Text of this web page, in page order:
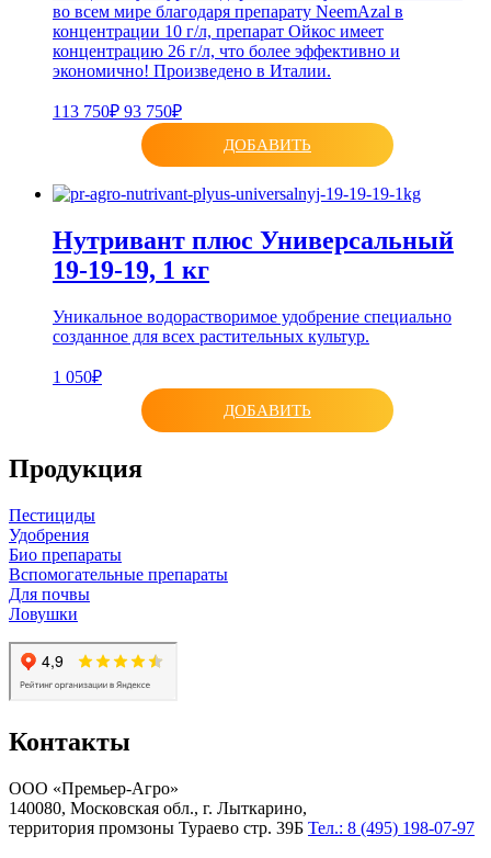
во всем мире благодаря препарату NeemAzal в
концентрации 10 г/л, препарат Ойкос имеет
концентрацию 26 г/л, что более эффективно и
экономично! Произведено в Италии.
113 750₽ 93 750₽
ДОБАВИТЬ
Нутривант плюс Универсальный
19-19-19, 1 кг
Уникальное водорастворимое удобрение специально
созданное для всех растительных культур.
1 050₽
ДОБАВИТЬ
Продукция
Пестициды
Удобрения
Био препараты
Вспомогательные препараты
Для почвы
Ловушки
Контакты
ООО «Премьер-Агро»
140080, Московская обл., г. Лыткарино,
территория промзоны Тураево стр. 39Б Тел.: 8 (495) 198-07-97